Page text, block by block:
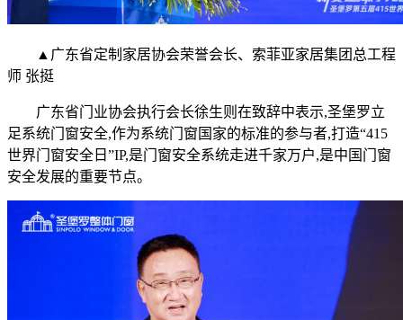
▲广东省定制家居协会荣誉会长、索菲亚家居集团总工程
师 张挺
广东省门业协会执行会长徐生则在致辞中表示,圣堡罗立
足系统门窗安全,作为系统门窗国家的标准的参与者,打造“415
世界门窗安全日”IP,是门窗安全系统走进千家万户,是中国门窗
安全发展的重要节点。